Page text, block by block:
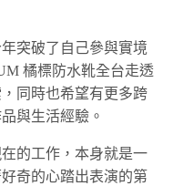
突破了自己參與實境
橘標防水靴全台走透
同時也希望有更多跨
與生活經驗。
的工作，本身就是一
奇的心踏出表演的第